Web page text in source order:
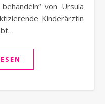
von Ursula
Kinderärztin